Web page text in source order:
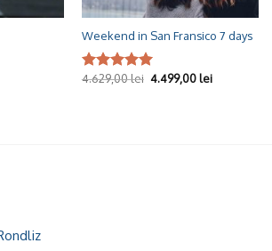
Weekend in San Fransico 7 days
Evaluat la
4.629,00lei 4.499,00lei